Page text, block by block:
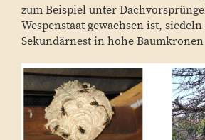
zum Beispiel unter
Wespenstaat gewachsen ist,
Sekundärnest in hohe